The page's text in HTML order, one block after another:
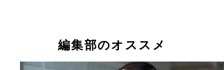
編集部のオススメ